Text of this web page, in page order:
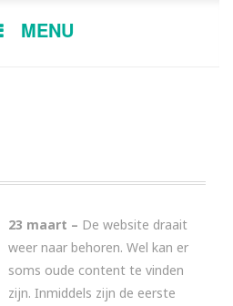
MENU
23 maart – De website draait
weer naar behoren. Wel kan er
soms oude content te vinden
zijn. Inmiddels zijn de eerste